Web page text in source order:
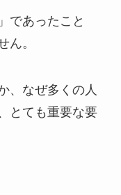
であったこと
ん。
、なぜ多くの人
とても重要な要